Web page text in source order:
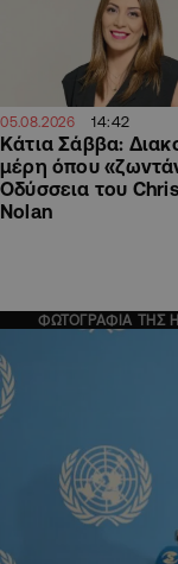
05.08.2026 14:42
Κάτια Σάββα:
μέρη όπου
Οδύσσεια του
Nolan
ΦΩΤΟΓΡΑΦΙΑ ΤΗΣ